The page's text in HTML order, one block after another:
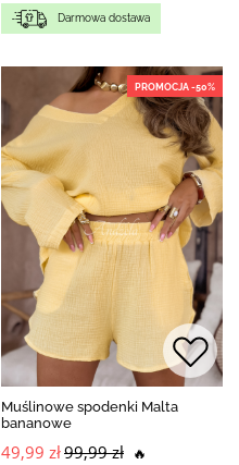
Darmowa dostawa
PROMOCJA -50%
Muślinowe spodenki Malta
bananowe
49,99 zł99,99 zł 🔥